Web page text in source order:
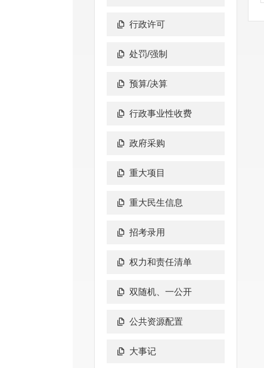
行政许可
处罚/强制
预算/决算
行政事业性收费
政府采购
重大项目
重大民生信息
招考录用
权力和责任清单
双随机、一公开
公共资源配置
大事记